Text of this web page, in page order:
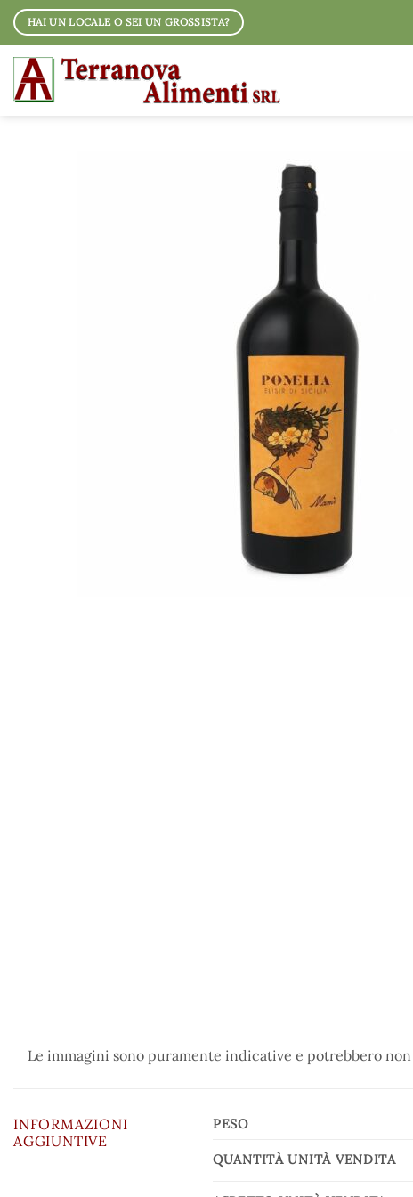
Salta
contenuti
HAI UN LOCALE O SEI UN GROSSISTA?
Le immagini sono puramente indicative e potrebbero
INFORMAZIONI
AGGIUNTIVE
PESO
QUANTITÀ UNITÀ VENDITA